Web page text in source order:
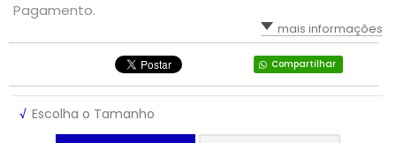
Pagamento.
mais informações
Compartilhar
√ Escolha o Tamanho